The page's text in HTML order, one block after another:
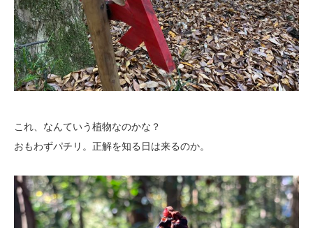
これ、なんていう植物なのかな？
おもわずパチリ。正解を知る日は来るのか。